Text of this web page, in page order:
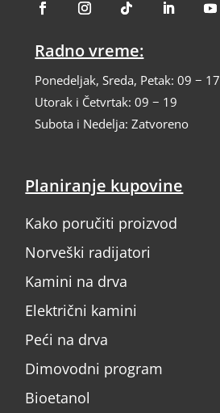
Radno vreme:
Ponedeljak, Sreda, Petak: 09 − 17
Utorak i Četvrtak: 09 − 19
Subota i Nedelja: Zatvoreno
Planiranje kupovine
Kako poručiti proizvod
Norveški radijatori
Kamini na drva
Električni kamini
Peći na drva
Dimovodni program
Bioetanol